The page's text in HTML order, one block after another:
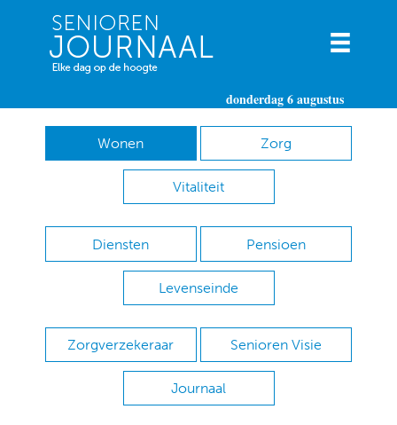
donderdag 6 augustus
Wonen Zorg
Vitaliteit
Diensten Pensioen
Levenseinde
Zorgverzekeraar Senioren Visie
Journaal